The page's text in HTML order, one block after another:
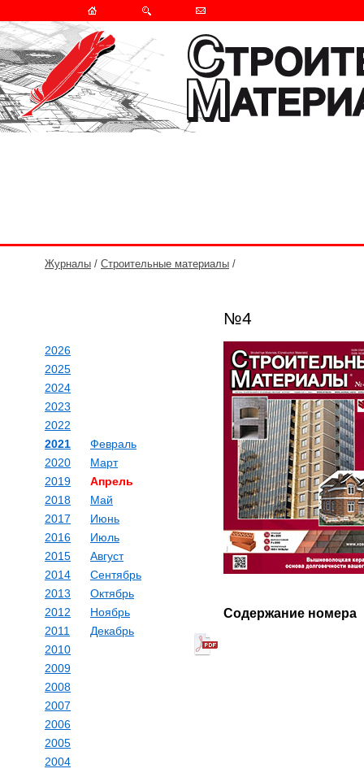
Журналы / Строительные материалы /
№4
2026
2025
2024
2023
2022
2021
Февраль
Март
Апрель
Май
Июнь
Июль
Август
Сентябрь
Октябрь
Ноябрь
Декабрь
2020
2019
2018
2017
2016
2015
2014
2013
2012
2011
2010
2009
2008
2007
2006
2005
2004
Содержание номера